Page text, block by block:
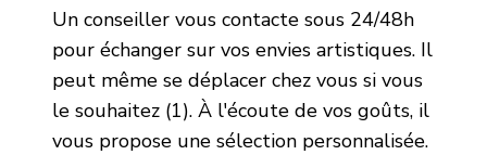
Un conseiller vous contacte sous 24/48h
pour échanger sur vos envies artistiques. Il
peut même se déplacer chez vous si vous
le souhaitez (1). À l'écoute de vos goûts, il
vous propose une sélection personnalisée.